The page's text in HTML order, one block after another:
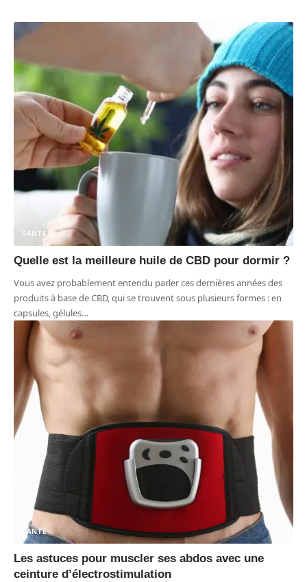
SANTÉ
Quelle est la meilleure huile de CBD pour dormir ?
Vous avez probablement entendu parler ces dernières années des
produits à base de CBD, qui se trouvent sous plusieurs formes : en
capsules, gélules…
SANTÉ
Les astuces pour muscler ses abdos avec une
ceinture d’électrostimulation